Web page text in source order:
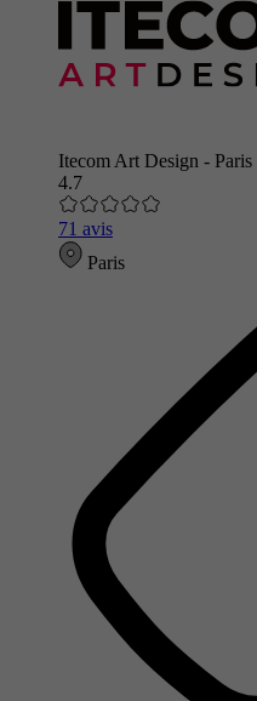
Itecom Art Design - Paris
4.7
71 avis
Paris